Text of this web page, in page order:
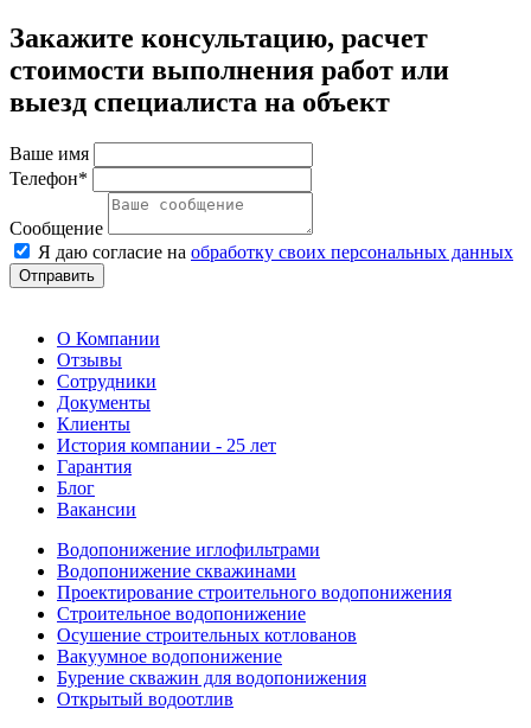
Закажите консультацию, расчет
стоимости выполнения работ или
выезд специалиста на объект
Ваше имя
Телефон*
Сообщение
Я даю согласие на обработку своих персональных данных
Отправить
О Компании
Отзывы
Сотрудники
Документы
Клиенты
История компании - 25 лет
Гарантия
Блог
Вакансии
Водопонижение иглофильтрами
Водопонижение скважинами
Проектирование строительного водопонижения
Строительное водопонижение
Осушение строительных котлованов
Вакуумное водопонижение
Бурение скважин для водопонижения
Открытый водоотлив